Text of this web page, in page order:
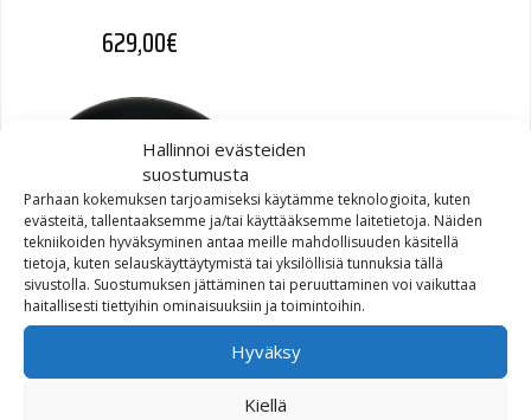
Hallinnoi evästeiden
suostumusta
Parhaan kokemuksen tarjoamiseksi käytämme teknologioita, kuten
evästeitä, tallentaaksemme ja/tai käyttääksemme laitetietoja. Näiden
tekniikoiden hyväksyminen antaa meille mahdollisuuden käsitellä
tietoja, kuten selauskäyttäytymistä tai yksilöllisiä tunnuksia tällä
sivustolla. Suostumuksen jättäminen tai peruuttaminen voi vaikuttaa
haitallisesti tiettyihin ominaisuuksiin ja toimintoihin.
Hyväksy
Kiellä
629,00€
Shoei Glamster 06 Abiding